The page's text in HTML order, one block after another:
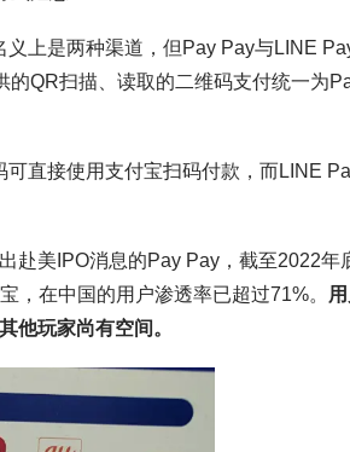
上是两种渠道，但Pay Pay与LINE
QR扫描、读取的二维码支付统一为
直接使用支付宝扫码付款，而LINE
赴美IPO消息的Pay Pay，截至2022年
，在中国的用户渗透率已超过71%。
他玩家尚有空间。